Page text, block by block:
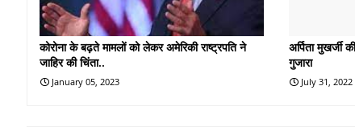
कोरोना के बढ़ते मामलों को लेकर अमेरिकी राष्ट्रपति ने
जाहिर की चिंता..
January 05, 2023
अर्पिता मुखर्जी
गुजारा
July 31, 2022